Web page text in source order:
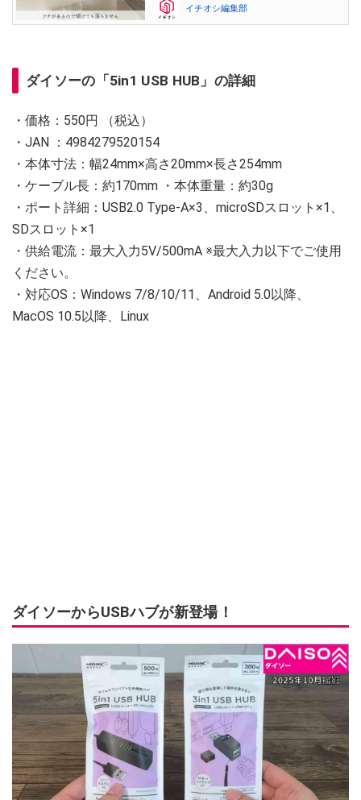
イチオシ編集部
ダイソーの「5in1 USB HUB」の詳細
・価格：550円 （税込）
・JAN ：4984279520154
・本体寸法：幅24mm×高さ20mm×長さ254mm
・ケーブル長：約170mm ・本体重量：約30g
・ポート詳細：USB2.0 Type-A×3、microSDスロット×1、
SDスロット×1
・供給電流：最大入力5V/500mA ※最大入力以下でご使用
ください。
・対応OS：Windows 7/8/10/11、Android 5.0以降、
MacOS 10.5以降、Linux
ダイソーからUSBハブが新登場！